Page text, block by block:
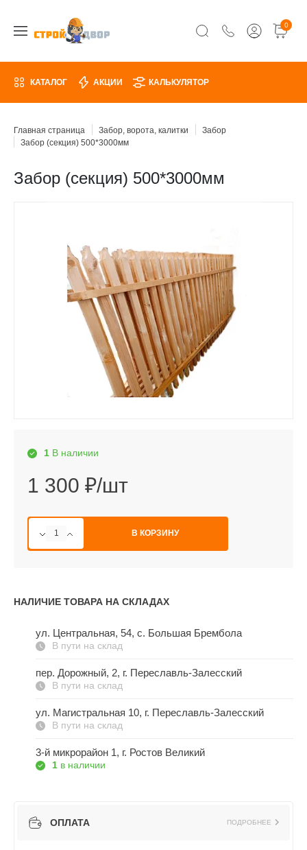
0
КАТАЛОГ АКЦИИ КАЛЬКУЛЯТОР
Главная страница Забор, ворота, калитки
Забор
Забор (секция) 500*3000мм
Забор (секция) 500*3000мм
1 В наличии
1 300 ₽/шт
В КОРЗИНУ
НАЛИЧИЕ ТОВАРА НА СКЛАДАХ
ул. Центральная, 54, c. Большая Брембола
В пути на склад
пер. Дорожный, 2, г. Переславль-Залесский
В пути на склад
ул. Магистральная 10, г. Переславль-Залесский
В пути на склад
3-й микрорайон 1, г. Ростов Великий
1 в наличии
ОПЛАТА ПОДРОБНЕЕ